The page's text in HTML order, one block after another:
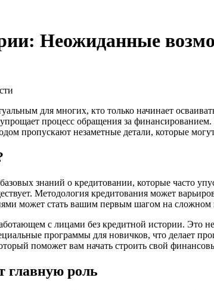
Неожиданные
для многих, кто только начинает
процесс обращения за
пропускают незаметные детали, которые
знаний о кредитовании, которые часто
Методология кредитования может
может стать вашим первым шагом на сложном
с лицами без кредитной истории. Это
программы для новичков, что делает
поможет вам начать строить свой
главную роль